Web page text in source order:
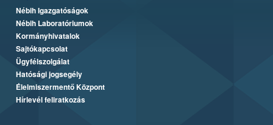
Nébih Igazgatóságok
Nébih Laboratóriumok
Kormányhivatalok
Sajtókapcsolat
Ügyfélszolgálat
Hatósági jogsegély
Élelmiszermentő Központ
Hírlevél feliratkozás